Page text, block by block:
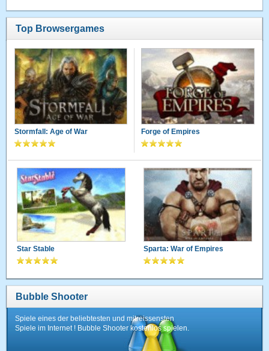
Top Browsergames
Stormfall: Age of War Forge of Empires
Star Stable Sparta: War of Empires
Bubble Shooter
Spiele eines der beliebtesten und mitreissensten
Spiele im Internet ! Bubble Shooter kostenlos spielen.